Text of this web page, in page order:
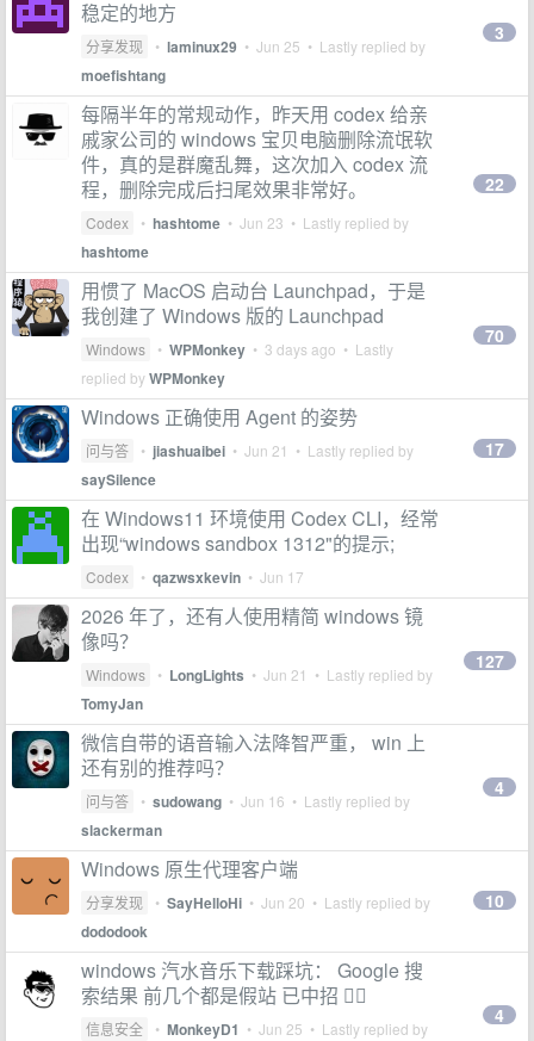
稳定的地方
分享发现 • laminux29 • Jun 25 • Lastly replied by
moefishtang
3
每隔半年的常规动作，昨天用 codex 给亲
戚家公司的 windows 宝贝电脑删除流氓软
件，真的是群魔乱舞，这次加入 codex 流
程，删除完成后扫尾效果非常好。
Codex • hashtome • Jun 23 • Lastly replied by
hashtome
22
用惯了 MacOS 启动台 Launchpad，于是
我创建了 Windows 版的 Launchpad
Windows • WPMonkey • 3 days ago • Lastly
replied byWPMonkey
70
Windows 正确使用 Agent 的姿势
问与答 • jiashuaibei • Jun 21 • Lastly replied by
saySilence
17
在 Windows11 环境使用 Codex CLI，经常
出现“windows sandbox 1312"的提示;
Codex • qazwsxkevin • Jun 17
2026 年了，还有人使用精简 windows 镜
像吗？
Windows • LongLights • Jun 21 • Lastly replied by
TomyJan
127
微信自带的语音输入法降智严重， win 上
还有别的推荐吗？
问与答 • sudowang • Jun 16 • Lastly replied by
slackerman
4
Windows 原生代理客户端
分享发现 • SayHelloHi • Jun 20 • Lastly replied by
dododook
10
windows 汽水音乐下载踩坑： Google 搜
索结果 前几个都是假站 已中招 🤦‍♂️
信息安全 • MonkeyD1 • Jun 25 • Lastly replied by
4